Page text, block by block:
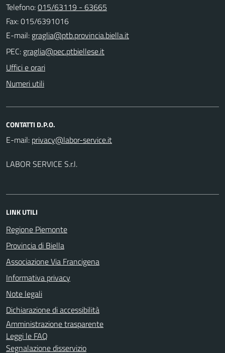
Telefono:015/63119 - 63665
Fax: 015/6391016
E-mail:
PEC:
Uffici e orari
Numeri utili
CONTATTI D.P.O.
E-mail:
LABOR SERVICE S.r.l.
LINK UTILI
Regione Piemonte
Provincia di Biella
Associazione Via Francigena
Informativa privacy
Note legali
Dichiarazione di accessibilità
Amministrazione trasparente
Leggi le FAQ
Segnalazione disservizio